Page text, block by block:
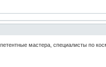
мастера, специалисты по